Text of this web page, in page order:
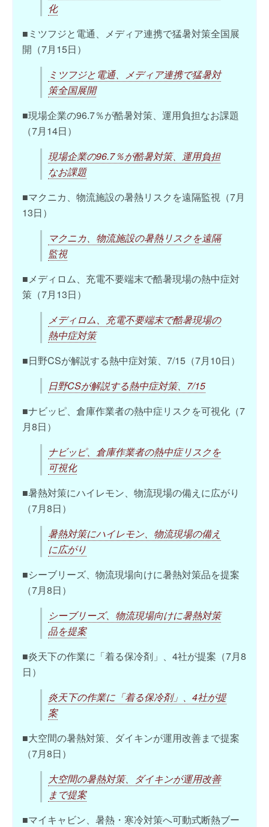
化
■ミツフジと電通、メディア連携で猛暑対策全国展
開（7月15日）
ミツフジと電通、メディア連携で猛暑対
策全国展開
■現場企業の96.7％が酷暑対策、運用負担なお課題
（7月14日）
現場企業の96.7％が酷暑対策、運用負担
なお課題
■マクニカ、物流施設の暑熱リスクを遠隔監視（7月
13日）
マクニカ、物流施設の暑熱リスクを遠隔
監視
■メディロム、充電不要端末で酷暑現場の熱中症対
策（7月13日）
メディロム、充電不要端末で酷暑現場の
熱中症対策
■日野CSが解説する熱中症対策、7/15（7月10日）
日野CSが解説する熱中症対策、7/15
■ナビッピ、倉庫作業者の熱中症リスクを可視化（7
月8日）
ナビッピ、倉庫作業者の熱中症リスクを
可視化
■暑熱対策にハイレモン、物流現場の備えに広がり
（7月8日）
暑熱対策にハイレモン、物流現場の備え
に広がり
■シーブリーズ、物流現場向けに暑熱対策品を提案
（7月8日）
シーブリーズ、物流現場向けに暑熱対策
品を提案
■炎天下の作業に「着る保冷剤」、4社が提案（7月8
日）
炎天下の作業に「着る保冷剤」、4社が提
案
■大空間の暑熱対策、ダイキンが運用改善まで提案
（7月8日）
大空間の暑熱対策、ダイキンが運用改善
まで提案
■マイキャビン、暑熱・寒冷対策へ可動式断熱ブー